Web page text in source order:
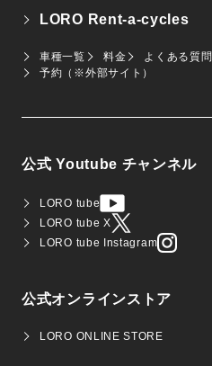
LORO Rent-a-cycles
車種一覧 料金 よくある質問
予約（※外部サイト）
公式 Youtube チャンネル
LORO tube
LORO tube X
LORO tube Instagram
公式オンラインストア
LORO ONLINE STORE